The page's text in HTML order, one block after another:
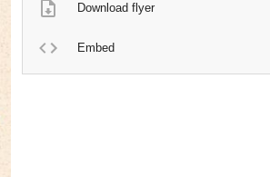
Download flyer
Embed